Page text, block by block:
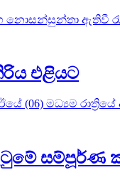
නොසන්සුන්තා ඇතිවී
එළියට
(06) මධ්‍යම
සම්පූර්ණ